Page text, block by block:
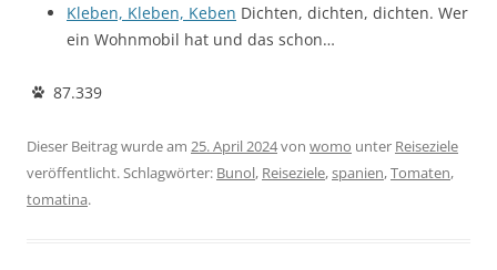
Kleben, Kleben, Keben Dichten, dichten, dichten. Wer
ein Wohnmobil hat und das schon…
87.339
Dieser Beitrag wurde am 25. April 2024von womo unter Reiseziele
veröffentlicht. Schlagwörter: Bunol, Reiseziele,spanien,Tomaten,
tomatina.